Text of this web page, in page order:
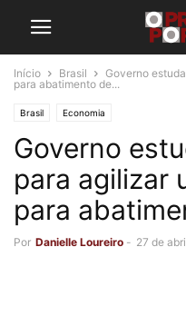
Início Brasil
Governo
para abatimento de...
Brasil Economia
Governo
para agilizar
para
Por Danielle Loureiro - 27 de